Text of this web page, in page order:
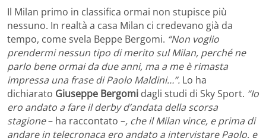
Il Milan primo in classifica ormai non stupisce più
nessuno. In realtà a casa Milan ci credevano già da
tempo, come svela Beppe Bergomi. “Non voglio
prendermi nessun tipo di merito sul Milan, perché ne
parlo bene ormai da due anni, ma a me è rimasta
impressa una frase di Paolo Maldini…”. Lo ha
dichiarato Giuseppe Bergomi dagli studi di Sky Sport. “Io
ero andato a fare il derby d’andata della scorsa
stagione– ha raccontato –, che il Milan vince, e prima di
andare in telecronaca ero andato a intervistare Paolo, e